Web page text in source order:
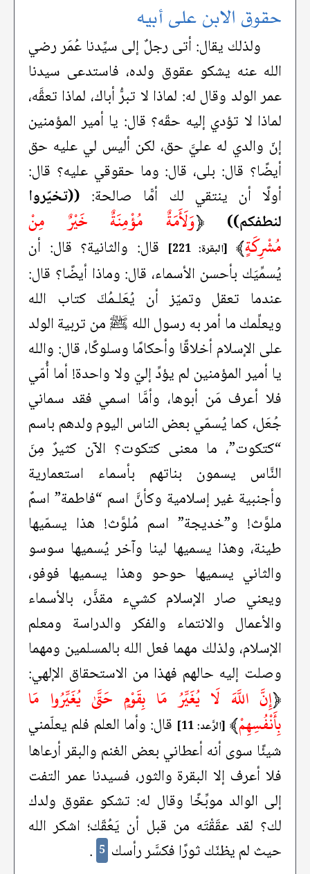
حقوق الابن على أبيه
ولذلك يقال: أتى رجلٌ إلى سيِّدنا عُمَر رضي
الله عنه يشكو عقوق ولده، فاستدعى سيدنا
عمر الولد وقال له: لماذا لا تبرُّ أباك، لماذا تعقَّه،
لماذا لا تؤدي إليه حقّه؟ قال: يا أمير المؤمنين
إنّ والدي له عليَّ حق، لكن أليس لي عليه حق
أيضًا؟ قال: بلى، قال: وما حقوقي عليه؟ قال:
أولًا أن ينتقي لك أمًّا صالحة: ((تخيّروا
لنطفكم))
﴿وَلَأَمَةٌ مُؤْمِنَةٌ خَيْرٌ مِنْ
مُشْرِكَةٍ﴾ [البقرة: 221]
قال: والثانية؟ قال: أن
يُسمِّيَك بأحسن الأسماء، قال: وماذا أيضًا؟ قال:
عندما تعقل وتميّز أن يُعَلـمُكَ كتاب الله
ويعلِّمك ما أمر به رسول الله ﷺ من تربية الولد
على الإسلام أخلاقًا وأحكامًا وسلوكًا، قال: والله
يا أمير المؤمنين لم يؤدِّ إليّ ولا واحدة! أما أُمّي
فلا أعرف مَن أبوها، وأمَّا اسمي فقد سماني
جُعَل، كما يُسمّي بعض الناس اليوم ولدهم باسم
“كتكوت”، ما معنى كتكوت؟ الآن كثيرٌ مِنَ
النَّاس يسمون بناتهم بأسماء استعمارية
وأجنبية غير إسلامية وكأنَّ اسم “فاطمة” اسمٌ
ملوَّث! و”خديجة” اسم مُلوَّث! هذا يسمّيها
طينة، وهذا يسميها لينا وآخر يُسميها سوسو
والثاني يسميها حوحو وهذا يسميها فوفو،
ويعني صار الإسلام كشيء مقذَّر، بالأسماء
والأعمال والانتماء والفكر والدراسة ومعلم
الإسلام، ولذلك مهما فعل الله بالمسلمين ومهما
وصلت إليه حالهم فهذا من الاستحقاق الإلهي:
﴿إِنَّ اللَّهَ لَا يُغَيِّرُ مَا بِقَوْمٍ حَتَّىٰ يُغَيِّرُوا مَا
بِأَنْفُسِهِمْ﴾ [الرَّعد: 11]
قال: وأما العلم فلم يعلّمني
شيئًا سوى أنه أعطاني بعض الغنم والبقر أرعاها
فلا أعرف إلا البقرة والثور، فسيدنا عمر التفت
إلى الوالد موبِّخًا وقال له: تشكو عقوق ولدك
لك؟ لقد عقَقْتَه من قبل أن يَعُقّك؛ اشكر الله
حيث لم يظنّك ثورًا فكسَّر رأسك 5
.